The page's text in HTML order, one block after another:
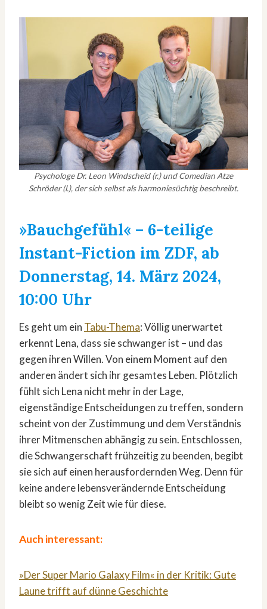
Psychologe Dr. Leon Windscheid (r.) und Comedian Atze
Schröder (l.), der sich selbst als harmoniesüchtig beschreibt.
»Bauchgefühl« – 6-teilige
Instant-Fiction im ZDF, ab
Donnerstag, 14. März 2024,
10:00 Uhr
Es geht um ein Tabu-Thema: Völlig unerwartet
erkennt Lena, dass sie schwanger ist – und das
gegen ihren Willen. Von einem Moment auf den
anderen ändert sich ihr gesamtes Leben. Plötzlich
fühlt sich Lena nicht mehr in der Lage,
eigenständige Entscheidungen zu treffen, sondern
scheint von der Zustimmung und dem Verständnis
ihrer Mitmenschen abhängig zu sein. Entschlossen,
die Schwangerschaft frühzeitig zu beenden, begibt
sie sich auf einen herausfordernden Weg. Denn für
keine andere lebensverändernde Entscheidung
bleibt so wenig Zeit wie für diese.
Auch interessant:
»Der Super Mario Galaxy Film« in der Kritik: Gute
Laune trifft auf dünne Geschichte